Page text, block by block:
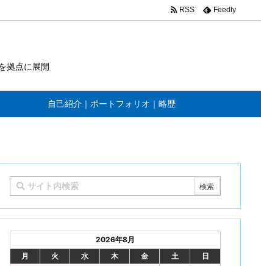
拠点に展開
自己紹介｜ポートフォリオ｜略歴
RSS Feedly
2026年8月
月
火 水 木 金 土
日